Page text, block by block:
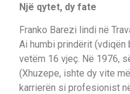
Një qytet, dy fate
Franko Barezi lindi në
Ai humbi prindërit
vetëm 16 vjeç. Në 1976,
(Xhuzepe, ishte dy vite
karrierën si profesionist